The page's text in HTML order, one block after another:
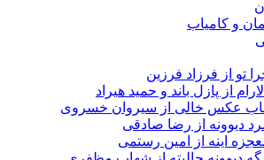
و کامیاب
تو از فرزاد فرزین
از پازل باند و حمید هیراد
عکس خالی از سیروان خسروی
دیوونه از رضا صادقی
اینه از امین رستمی